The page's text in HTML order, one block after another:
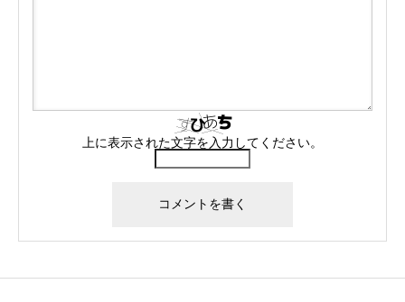
上に表示された文字を入力してください。